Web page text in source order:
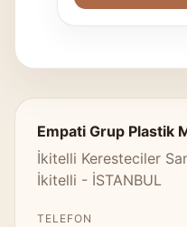
Empati Grup Plastik
İkitelli Keresteciler
İkitelli - İSTANBUL
TELEFON